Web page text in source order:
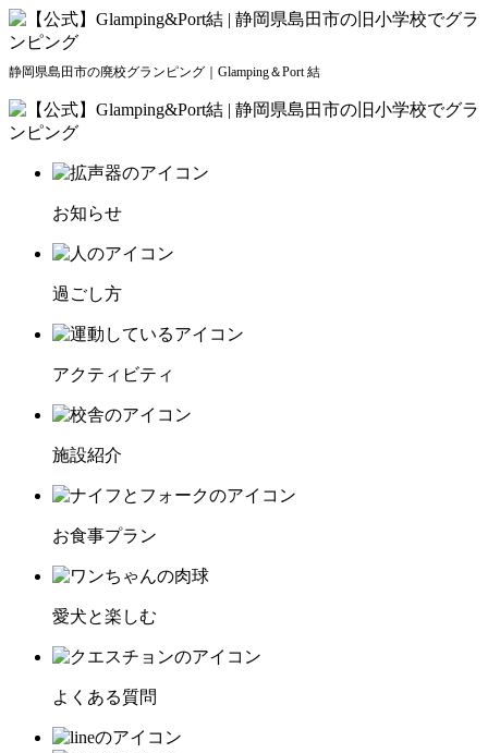
静岡県島田市の廃校グランピング｜Glamping＆Port 結
お知らせ
過ごし方
アクティビティ
施設紹介
お食事プラン
愛犬と楽しむ
よくある質問